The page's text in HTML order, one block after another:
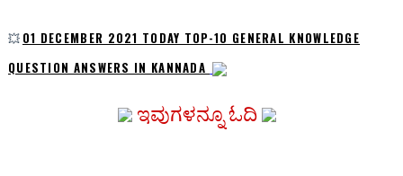
💥 01 DECEMBER 2021 TODAY TOP-10 GENERAL KNOWLEDGE
QUESTION ANSWERS IN KANNADA
ಇವುಗಳನ್ನೂ ಓದಿ